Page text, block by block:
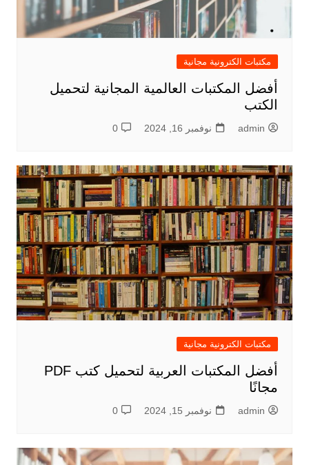
مكتبات الكترونية مجانية
أفضل المكتبات العالمية المجانية لتحميل
الكتب
admin نوفمبر 16, 2024 0
مكتبات الكترونية مجانية
أفضل المكتبات العربية لتحميل كتب PDF
مجانًا
admin نوفمبر 15, 2024 0